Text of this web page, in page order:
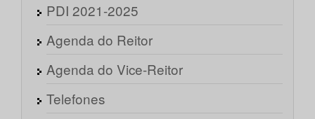
PDI 2021-2025
Agenda do Reitor
Agenda do Vice-Reitor
Telefones